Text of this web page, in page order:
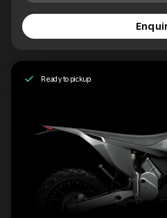
Ready to pickup